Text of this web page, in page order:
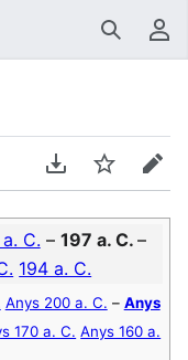
Buscar
Descarregar en
Vigilar
C. – 197 a. C. –
194 a. C.
Anys 200 a. C. – Anys
170 a. C. Anys 160 a.